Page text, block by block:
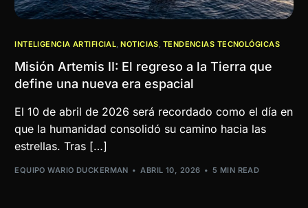
INTELIGENCIA ARTIFICIAL,NOTICIAS, TENDENCIAS TECNOLÓGICAS
Misión Artemis II: El regreso a la Tierra que
define una nueva era espacial
El 10 de abril de 2026 será recordado como el día en
que la humanidad consolidó su camino hacia las
estrellas. Tras […]
EQUIPO WARIO DUCKERMAN ABRIL 10, 2026 5 MIN READ